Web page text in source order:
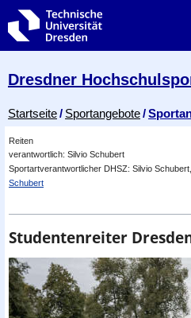
Dresdner
Breadcrumb-Menü
Startseite Sportangebote
Reiten
verantwortlich: Silvio Schubert
Sportartverantwortlicher DHSZ: Silvio
Schubert
Studentenreiter